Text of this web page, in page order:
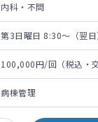
内科・不問
第3日曜日 8:30～（翌
100,000円/回（税込・交
病棟管理